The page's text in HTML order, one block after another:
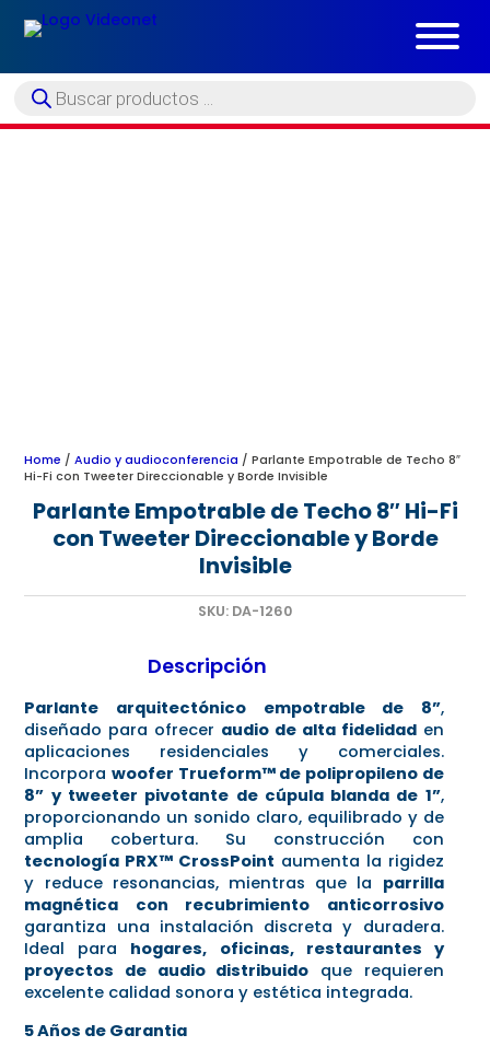
Búsqueda
de
Home /Audio y audioconferencia / Parlante Empotrable de Techo 8″
Hi-Fi con Tweeter Direccionable y Borde Invisible
Parlante Empotrable de Techo 8″ Hi-Fi
con Tweeter Direccionable y Borde
Invisible
SKU: DA-1260
Descripción
Parlante arquitectónico empotrable de 8”,
diseñado para ofrecer audio de alta fidelidaden
aplicaciones residenciales y comerciales.
Incorporawoofer Trueform™ de polipropileno de
8” y tweeter pivotante de cúpula blanda de 1”,
proporcionando un sonido claro, equilibrado y de
amplia cobertura. Su construcción con
tecnología PRX™ CrossPoint aumenta la rigidez
y reduce resonancias, mientras que la parrilla
magnética con recubrimiento anticorrosivo
garantiza una instalación discreta y duradera.
Ideal para hogares, oficinas, restaurantes y
proyectos de audio distribuido que requieren
excelente calidad sonora y estética integrada.
5 Años de Garantia